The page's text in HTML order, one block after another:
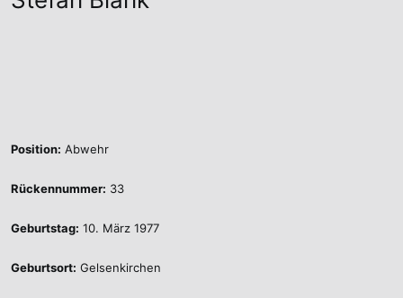
Position: Abwehr
Rückennummer: 33
Geburtstag: 10. März 1977
Geburtsort: Gelsenkirchen